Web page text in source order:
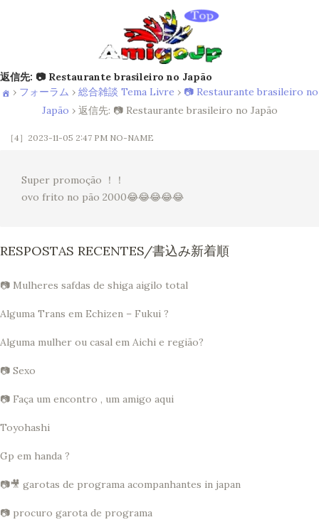
返信先: 📷 Restaurante brasileiro no Japão
› フォーラム › 総合雑談 Tema Livre › 📷 Restaurante brasileiro no
Japão › 返信先: 📷 Restaurante brasileiro no Japão
［4］2023-11-05 2:47 PM NO-NAME
Super promoção ！！
ovo frito no pão 2000😂😂😂😂😂
RESPOSTAS RECENTES/書込み新着順
📷 Mulheres safdas de shiga aigilo total
Alguma Trans em Echizen – Fukui ?
Alguma mulher ou casal em Aichi e região?
📷 Sexo
📷 Faça um encontro , um amigo aqui
Toyohashi
Gp em handa ?
📷🎥 garotas de programa acompanhantes in japan
📷 procuro garota de programa